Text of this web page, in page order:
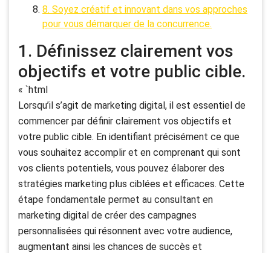
8. Soyez créatif et innovant dans vos approches
pour vous démarquer de la concurrence.
1. Définissez clairement vos
objectifs et votre public cible.
« `html
Lorsqu’il s’agit de marketing digital, il est essentiel de
commencer par définir clairement vos objectifs et
votre public cible. En identifiant précisément ce que
vous souhaitez accomplir et en comprenant qui sont
vos clients potentiels, vous pouvez élaborer des
stratégies marketing plus ciblées et efficaces. Cette
étape fondamentale permet au consultant en
marketing digital de créer des campagnes
personnalisées qui résonnent avec votre audience,
augmentant ainsi les chances de succès et